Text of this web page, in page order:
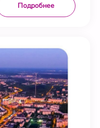
Подробнее